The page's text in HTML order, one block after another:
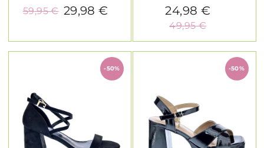
29,98 €
59,95 € 24,98 €
49,95 €
-50% -50%